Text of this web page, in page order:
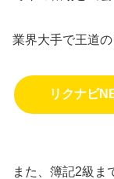
業界大手で王道の
リクナビ
また、簿記2級ま